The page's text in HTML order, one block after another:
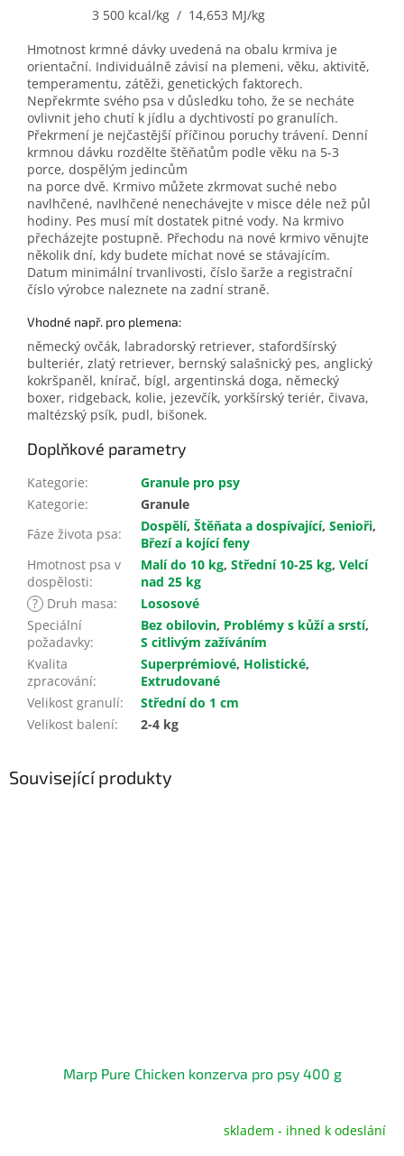
3 500 kcal/kg / 14,653 MJ/kg
Hmotnost krmné dávky uvedená na obalu krmiva je
orientační. Individuálně závisí na plemeni, věku, aktivitě,
temperamentu, zátěži, genetických faktorech.
Nepřekrmte svého psa v důsledku toho, že se necháte
ovlivnit jeho chutí k jídlu a dychtivostí po granulích.
Překrmení je nejčastější příčinou poruchy trávení. Denní
krmnou dávku rozdělte štěňatům podle věku na 5-3
porce, dospělým jedincům
na porce dvě. Krmivo můžete zkrmovat suché nebo
navlhčené, navlhčené nenechávejte v misce déle než půl
hodiny. Pes musí mít dostatek pitné vody. Na krmivo
přecházejte postupně. Přechodu na nové krmivo věnujte
několik dní, kdy budete míchat nové se stávajícím.
Datum minimální trvanlivosti, číslo šarže a registrační
číslo výrobce naleznete na zadní straně.
Vhodné např. pro plemena:
německý ovčák, labradorský retriever, stafordšírský
bulteriér, zlatý retriever, bernský salašnický pes, anglický
kokršpaněl, knírač, bígl, argentinská doga, německý
boxer, ridgeback, kolie, jezevčík, yorkšírský teriér, čivava,
maltézský psík, pudl, bišonek.
Doplňkové parametry
Kategorie:
Granule pro psy
Kategorie:
Granule
Fáze života psa: Dospělí, Štěňata a dospívající, Senioři,
Březí a kojící feny
Hmotnost psa v
dospělosti:
Malí do 10 kg, Střední 10-25 kg, Velcí
nad 25 kg
? Druh masa:
Lososové
Speciální
požadavky:
Bez obilovin, Problémy s kůží a srstí,
S citlivým zažíváním
Kvalita
zpracování:
Superprémiové, Holistické,
Extrudované
Velikost granulí:
Střední do 1 cm
Velikost balení: 2-4 kg
Související produkty
Marp Pure Chicken konzerva pro psy 400 g
skladem - ihned k odeslání